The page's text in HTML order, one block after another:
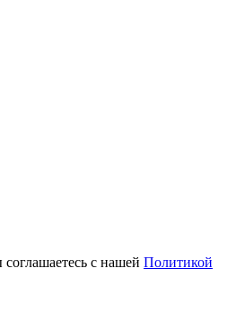
с нашей Политикой